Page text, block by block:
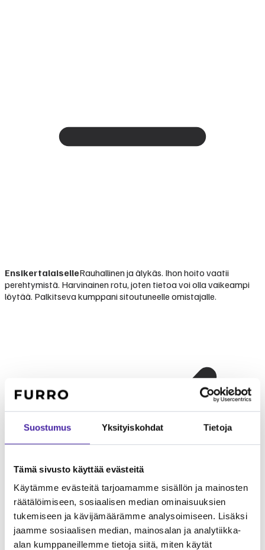
Suostumus Yksityiskohdat Tietoja
Tämä sivusto käyttää evästeitä
Käytämme evästeitä tarjoamamme sisällön ja mainosten
räätälöimiseen, sosiaalisen median ominaisuuksien
tukemiseen ja kävijämäärämme analysoimiseen. Lisäksi
jaamme sosiaalisen median, mainosalan ja analytiikka-
alan kumppaneillemme tietoja siitä, miten käytät
EnsikertalaiselleRauhallinen ja älykäs. Ihon hoito vaatii
perehtymistä. Harvinainen rotu, joten tietoa voi olla vaikeampi
löytää. Palkitseva kumppani sitoutuneelle omistajalle.